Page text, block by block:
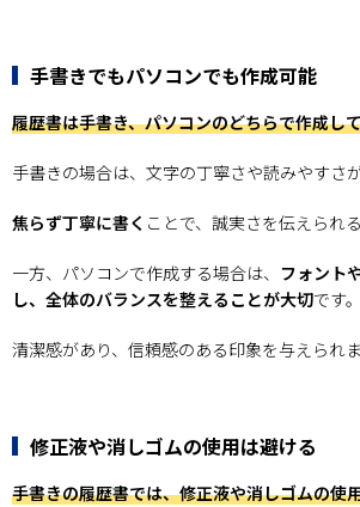
手書きでもパソコンでも作成可能
履歴書は手書き、パソコンのどちらで作成し
手書きの場合は、文字の丁寧さや読みやすさ
焦らず丁寧に書く ことで、誠実さを伝えられ
一方、パソコンで作成する場合は、 フォント
し、全体のバランスを整えることが大切です。
清潔感があり、信頼感のある印象を与えられま
修正液や消しゴムの使用は避ける
手書きの履歴書では、修正液や消しゴムの使